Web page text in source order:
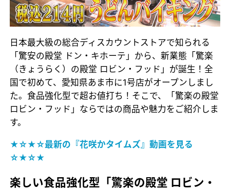
日本最大級の総合ディスカウントストアで知られる
「驚安の殿堂 ドン・キホーテ」から、新業態「驚楽
（きょうらく）の殿堂 ロビン・フッド」が誕生！全
国で初めて、愛知県あま市に1号店がオープンしまし
た。食品強化型で超お値打ち！そこで、「驚楽の殿堂
ロビン・フッド」ならではの商品や魅力をご紹介しま
す。
★☆★☆最新の『花咲かタイムズ』動画を見る
☆★☆★
楽しい食品強化型「驚楽の殿堂 ロビン・